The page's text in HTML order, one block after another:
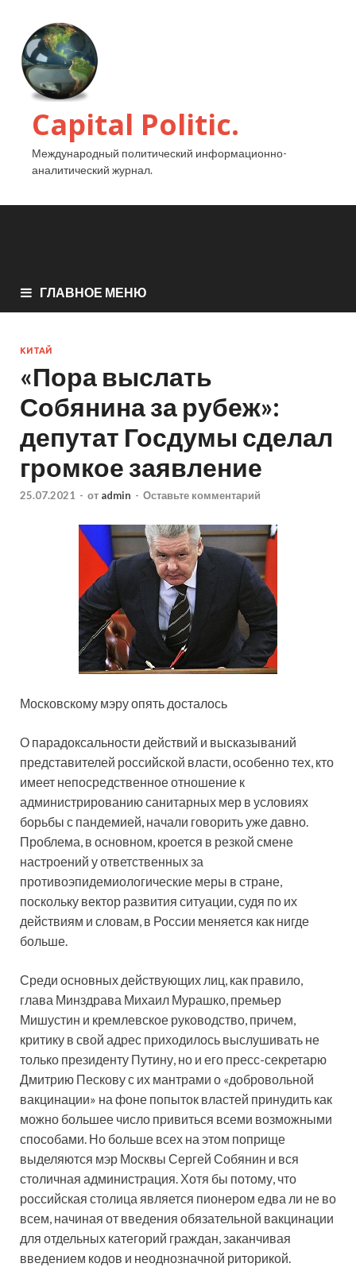
Capital Politic.
Международный политический информационно-
аналитический журнал.
ГЛАВНОЕ МЕНЮ
КИТАЙ
«Пора выслать
Собянина за рубеж»:
депутат Госдумы сделал
громкое заявление
25.07.2021 - от admin - Оставьте комментарий
Московскому мэру опять досталось
О парадоксальности действий и высказываний
представителей российской власти, особенно тех, кто
имеет непосредственное отношение к
администрированию санитарных мер в условиях
борьбы с пандемией, начали говорить уже давно.
Проблема, в основном, кроется в резкой смене
настроений у ответственных за
противоэпидемиологические меры в стране,
поскольку вектор развития ситуации, судя по их
действиям и словам, в России меняется как нигде
больше.
Среди основных действующих лиц, как правило,
глава Минздрава Михаил Мурашко, премьер
Мишустин и кремлевское руководство, причем,
критику в свой адрес приходилось выслушивать не
только президенту Путину, но и его пресс-секретарю
Дмитрию Пескову с их мантрами о «добровольной
вакцинации» на фоне попыток властей принудить как
можно большее число привиться всеми возможными
способами. Но больше всех на этом поприще
выделяются мэр Москвы Сергей Собянин и вся
столичная администрация. Хотя бы потому, что
российская столица является пионером едва ли не во
всем, начиная от введения обязательной вакцинации
для отдельных категорий граждан, заканчивая
введением кодов и неоднозначной риторикой.